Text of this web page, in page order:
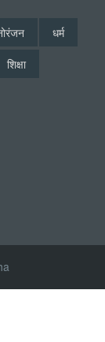
धर्म
शिक्षा